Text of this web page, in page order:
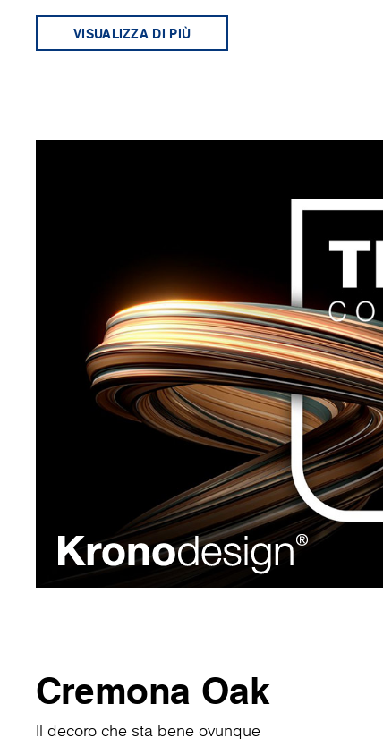
VISUALIZZA DI PIÙ
Cremona Oak
Il decoro che sta bene ovunque